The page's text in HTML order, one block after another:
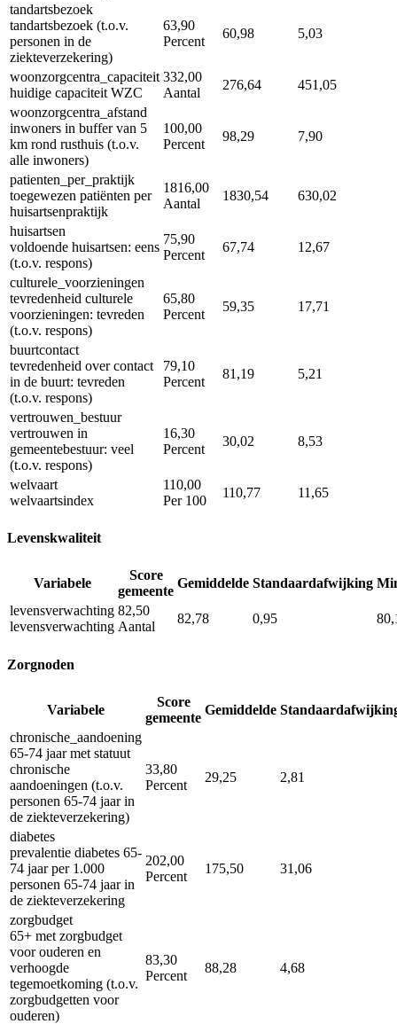
tandartsbezoek
tandartsbezoek (t.o.v.
personen in de
ziekteverzekering)
63,90
Percent
60,98 5,03
woonzorgcentra_capaciteit
huidige capaciteit WZC
332,00
Aantal
276,64
451,05
woonzorgcentra_afstand
inwoners in buffer van 5
km rond rusthuis (t.o.v.
alle inwoners)
100,00
Percent
98,29 7,90
patienten_per_praktijk
toegewezen patiënten per
huisartsenpraktijk
1816,00
Aantal
1830,54 630,02
huisartsen
voldoende huisartsen: eens
(t.o.v. respons)
75,90
Percent
67,74 12,67
culturele_voorzieningen
tevredenheid culturele
voorzieningen: tevreden
(t.o.v. respons)
65,80
Percent
59,35 17,71
buurtcontact
tevredenheid over contact
in de buurt: tevreden
(t.o.v. respons)
79,10
Percent
81,19 5,21
vertrouwen_bestuur
vertrouwen in
gemeentebestuur: veel
(t.o.v. respons)
16,30
Percent
30,02 8,53
welvaart
welvaartsindex
110,00
Per 100
110,77 11,65
Levenskwaliteit
Variabele
Score
gemeente
Gemiddelde Standaardafwijking
levensverwachting
levensverwachting
82,50
Aantal
82,78 0,95
Zorgnoden
Variabele
Score
gemeente
Gemiddelde
chronische_aandoening
65-74 jaar met statuut
chronische
aandoeningen (t.o.v.
personen 65-74 jaar in
de ziekteverzekering)
33,80
Percent
29,25 2,81
diabetes
prevalentie diabetes 65-
74 jaar per 1.000
personen 65-74 jaar in
de ziekteverzekering
202,00
Percent
175,50 31,06
zorgbudget
65+ met zorgbudget
voor ouderen en
verhoogde
tegemoetkoming (t.o.v.
zorgbudgetten voor
ouderen)
83,30
Percent
88,28 4,68